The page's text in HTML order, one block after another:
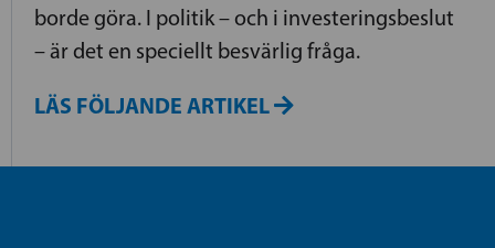
borde göra. I politik – och i investeringsbeslut
– är det en speciellt besvärlig fråga.
LÄS FÖLJANDE ARTIKEL